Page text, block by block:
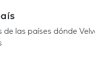
de las países dónde